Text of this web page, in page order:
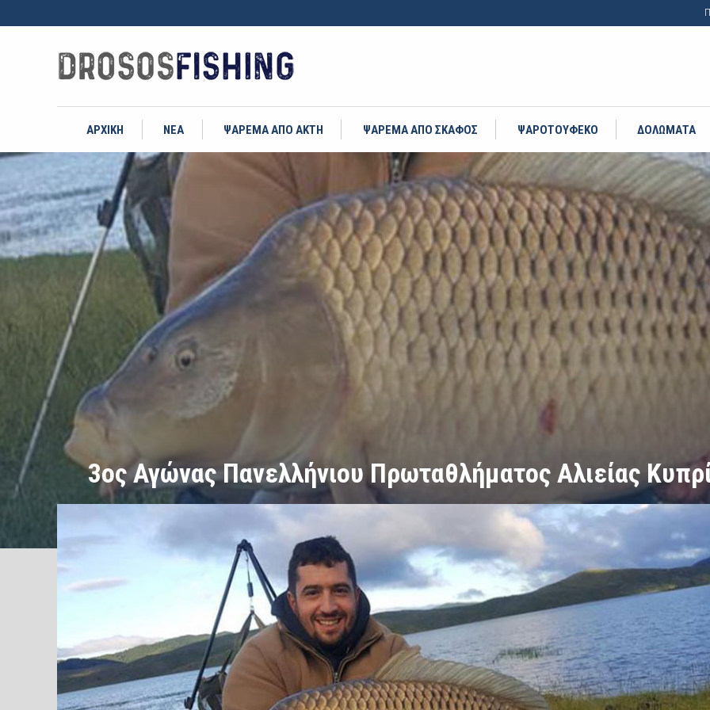
ΑΡΧΙΚΗ ΝΕΑ ΨΑΡΕΜΑ ΑΠΟ ΑΚΤΗ ΨΑΡΕΜΑ ΑΠΟ ΣΚΑΦΟΣ ΨΑΡΟΤΟΥΦΕΚΟ ΔΟΛΩΜΑΤΑ
3ος Αγώνας Πανελλήνιου Πρωταθλήματος Αλιείας
ΑΡΧΙΚΗ 3ος Αγώνας Πανελλήνιου Πρωταθλήματος Αλιείας Κυπρίνου